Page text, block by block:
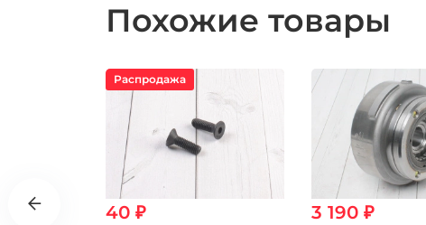
Похожие товары
Распродажа
40 ₽ 3 190 ₽